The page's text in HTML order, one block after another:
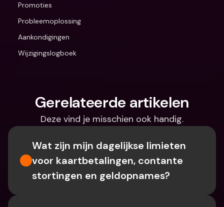
Promoties
Probleemoplossing
Aankondigingen
Wijzigingslogboek
Gerelateerde artikelen
Deze vind je misschien ook handig.
Wat zijn mijn dagelijkse limieten
voor kaartbetalingen, contante
stortingen en geldopnames?